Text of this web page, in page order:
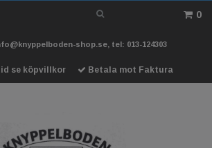
0
shop.se, tel: 013-124303
se köpvillkor Betala mot Faktura